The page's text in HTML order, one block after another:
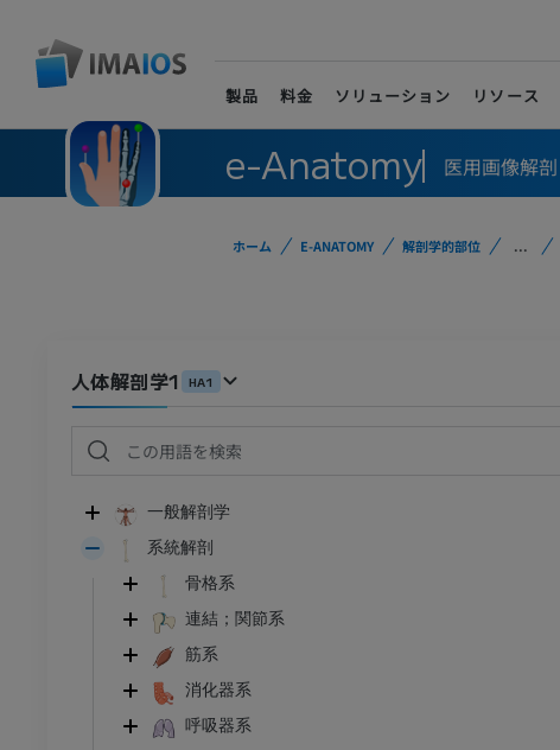
製品 料金 ソリューション リソース
e-Anatomy 医用画像解剖
ホーム E-ANATOMY 解剖学的部位 ...
人体解剖学1 HA1
一般解剖学
系統解剖
骨格系
連結；関節系
筋系
消化器系
呼吸器系